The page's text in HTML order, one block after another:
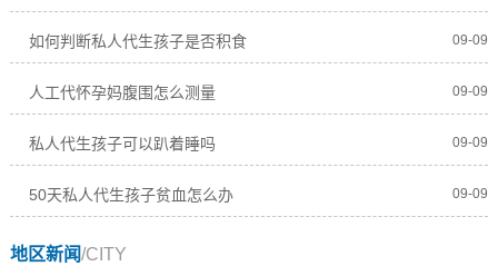
如何判断私人代生孩子是否积食 09-09
人工代怀孕妈腹围怎么测量 09-09
私人代生孩子可以趴着睡吗 09-09
50天私人代生孩子贫血怎么办 09-09
地区新闻/CITY